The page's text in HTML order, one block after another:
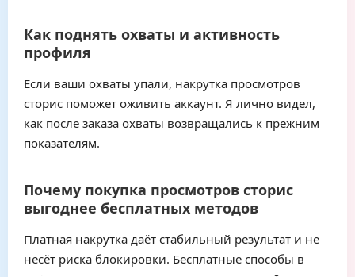
Как поднять охваты и активность
профиля
Если ваши охваты упали, накрутка просмотров
сторис поможет оживить аккаунт. Я лично видел,
как после заказа охваты возвращались к прежним
показателям.
Почему покупка просмотров сторис
выгоднее бесплатных методов
Платная накрутка даёт стабильный результат и не
несёт риска блокировки. Бесплатные способы в